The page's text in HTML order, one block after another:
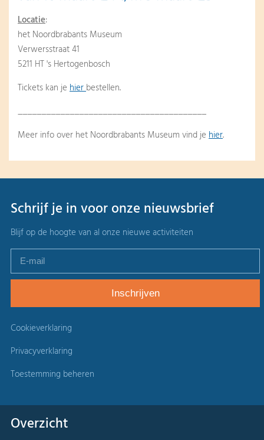
Locatie:
het Noordbrabants Museum
Verwersstraat 41
5211 HT 's Hertogenbosch
Tickets kan je hierbestellen.
________________________________________
Meer info over het Noordbrabants Museum vind je hier.
Schrijf je in voor onze nieuwsbrief
Blijf op de hoogte van al onze nieuwe activiteiten
Cookieverklaring
Privacyverklaring
Toestemming beheren
Overzicht